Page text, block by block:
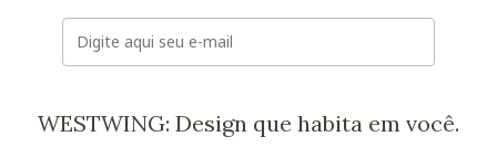
E-mail
WESTWING: Design que habita em você.